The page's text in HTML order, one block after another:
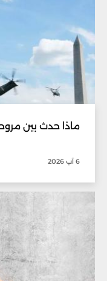
ماذا حدث بين
6 آب 2026